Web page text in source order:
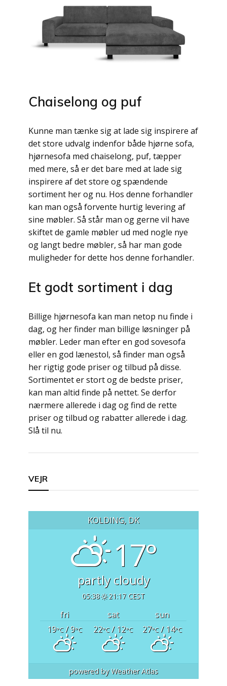
Chaiselong og puf
Kunne man tænke sig at lade sig inspirere af
det store udvalg indenfor både hjørne sofa,
hjørnesofa med chaiselong, puf, tæpper
med mere, så er det bare med at lade sig
inspirere af det store og spændende
sortiment her og nu. Hos denne forhandler
kan man også forvente hurtig levering af
sine møbler. Så står man og gerne vil have
skiftet de gamle møbler ud med nogle nye
og langt bedre møbler, så har man gode
muligheder for dette hos denne forhandler.
Et godt sortiment i dag
Billige hjørnesofa kan man netop nu finde i
dag, og her finder man billige løsninger på
møbler. Leder man efter en god sovesofa
eller en god lænestol, så finder man også
her rigtig gode priser og tilbud på disse.
Sortimentet er stort og de bedste priser,
kan man altid finde på nettet. Se derfor
nærmere allerede i dag og find de rette
priser og tilbud og rabatter allerede i dag.
Slå til nu.
VEJR
KOLDING, DK
17°
partly cloudy
05:38 21:17 CEST
fri sat
sun
19°C/ 9°C 22°C/ 12°C 27°C/ 14°C
powered byWeather Atlas